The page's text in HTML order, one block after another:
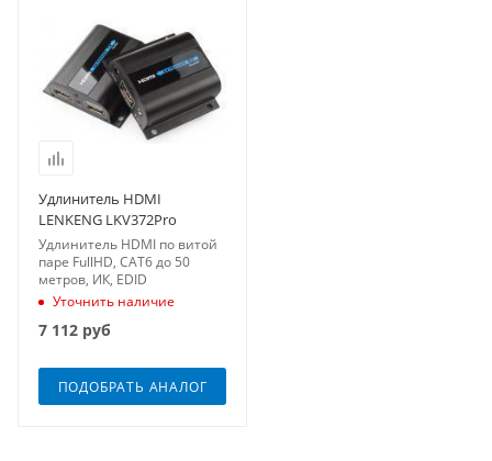
Удлинитель HDMI
LENKENG LKV372Pro
Удлинитель HDMI по витой
паре FullHD, CAT6 до 50
метров, ИК, EDID
Уточнить наличие
7 112 руб
ПОДОБРАТЬ АНАЛОГ